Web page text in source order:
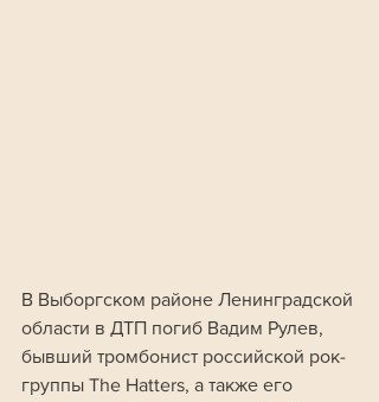
В Выборгском районе Ленинградской
области в ДТП погиб Вадим Рулев,
бывший тромбонист российской рок-
группы The Hatters, а также его